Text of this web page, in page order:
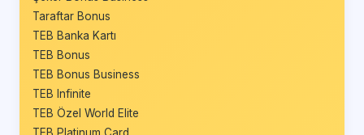
Taraftar Bonus
TEB Banka Kartı
TEB Bonus
TEB Bonus Business
TEB Infinite
TEB Özel World Elite
TEB Platinum Card